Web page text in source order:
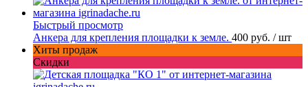
Быстрый просмотр
Анкера для крепления площадки к земле. 400 руб. / шт
Хиты продаж
Скидки